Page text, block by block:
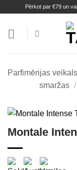
content
Pērkot par €79 un
Parfimērijas veikals
smaržas /
Montale